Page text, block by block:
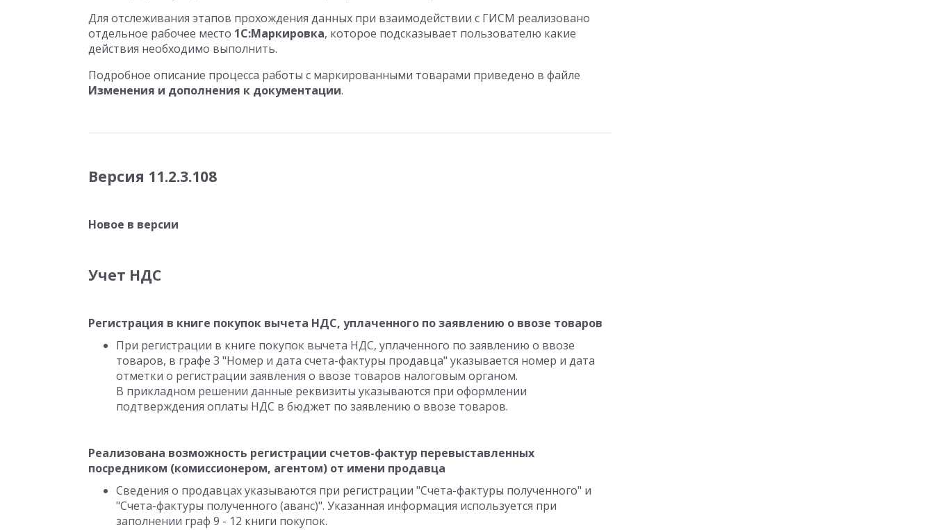
Для отслеживания этапов прохождения данных при взаимодействии с ГИСМ реализовано
отдельное рабочее место 1С:Маркировка, которое подсказывает пользователю какие
действия необходимо выполнить.
Подробное описание процесса работы с маркированными товарами приведено в файле
Изменения и дополнения к документации.
Версия 11.2.3.108
Новое в версии
Учет НДС
Регистрация в книге покупок вычета НДС, уплаченного по заявлению о ввозе товаров
При регистрации в книге покупок вычета НДС, уплаченного по заявлению о ввозе
товаров, в графе 3 "Номер и дата счета-фактуры продавца" указывается номер и дата
отметки о регистрации заявления о ввозе товаров налоговым органом.
В прикладном решении данные реквизиты указываются при оформлении
подтверждения оплаты НДС в бюджет по заявлению о ввозе товаров.
Реализована возможность регистрации счетов-фактур перевыставленных
посредником (комиссионером, агентом) от имени продавца
Сведения о продавцах указываются при регистрации "Счета-фактуры полученного" и
"Счета-фактуры полученного (аванс)". Указанная информация используется при
заполнении граф 9 - 12 книги покупок.